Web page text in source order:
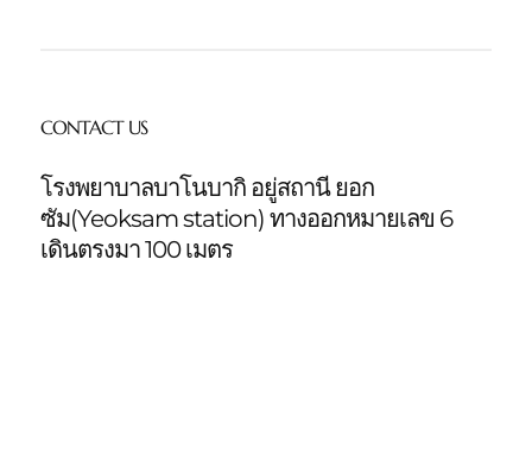
CONTACT US
โรงพยาบาลบาโนบากิ อยู่สถานี ยอก
ซัม(Yeoksam station) ทางออกหมายเลข 6
เดินตรงมา 100 เมตร